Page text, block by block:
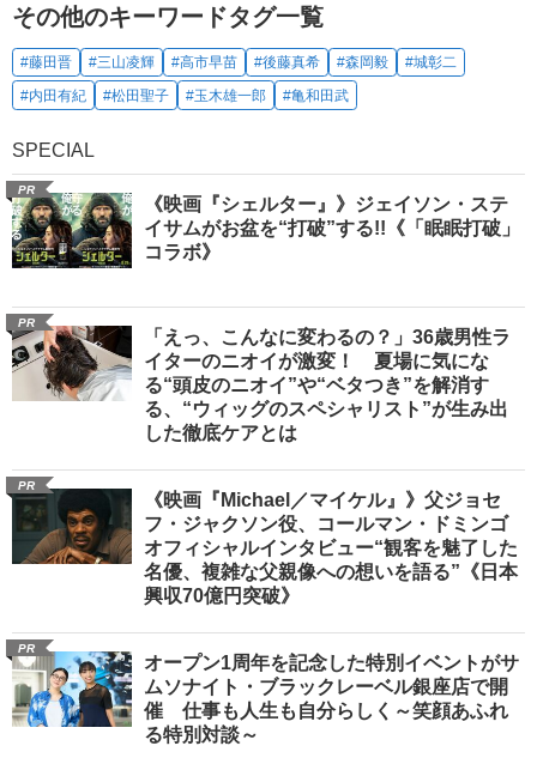
その他のキーワードタグ一覧
#藤田晋 #三山凌輝 #高市早苗 #後藤真希 #森岡毅
#城彰二
#内田有紀
#松田聖子 #玉木雄一郎 #亀和田武
SPECIAL
PR
《映画『シェルター』》ジェイソン・ステ
イサムがお盆を“打破”する!!《「眠眠打破」
コラボ》
PR
「えっ、こんなに変わるの？」36歳男性ラ
イターのニオイが激変！ 夏場に気にな
る“頭皮のニオイ”や“ベタつき”を解消す
る、“ウィッグのスペシャリスト”が生み出
した徹底ケアとは
PR
《映画『Michael／マイケル』》父ジョセ
フ・ジャクソン役、コールマン・ドミンゴ
オフィシャルインタビュー“観客を魅了した
名優、複雑な父親像への想いを語る”《日本
興収70億円突破》
PR
オープン1周年を記念した特別イベントがサ
ムソナイト・ブラックレーベル銀座店で開
催 仕事も人生も自分らしく～笑顔あふれ
る特別対談～